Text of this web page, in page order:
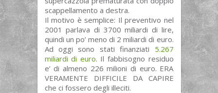
scappellamento a destra.
Il motivo è semplice: Il preventivo nel
2001 parlava di 3700 miliardi di lire,
quindi un po’ meno di 2 miliardi di euro.
Ad oggi sono stati finanziati 5.267
miliardi di euro. Il fabbisogno residuo
e’ di almeno 226 milioni di euro. ERA
VERAMENTE DIFFICILE DA CAPIRE
che ci fossero degli illeciti.